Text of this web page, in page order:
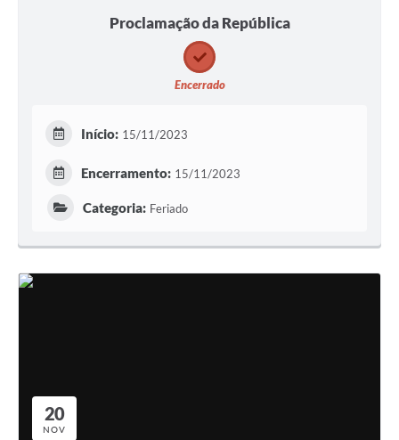
Proclamação da República
Encerrado
Início: 15/11/2023
Encerramento: 15/11/2023
Categoria: Feriado
20
NOV